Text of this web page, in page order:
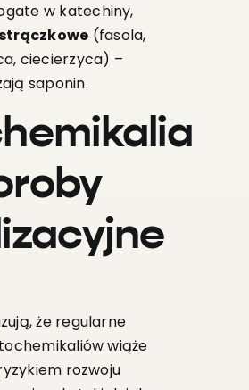
w katechiny,
(fasola,
ciecierzyca) –
saponin.
że regularne
wiąże
rozwoju